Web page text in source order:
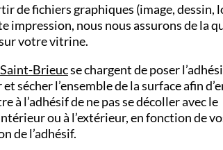
de fichiers graphiques (image, dessin,
impression, nous nous assurons de la
votre vitrine.
Saint-Brieucse chargent de poser
l’ensemble de la surface afin
l’adhésif de ne pas se décoller avec le
ou à l’extérieur, en fonction de
de l’adhésif.